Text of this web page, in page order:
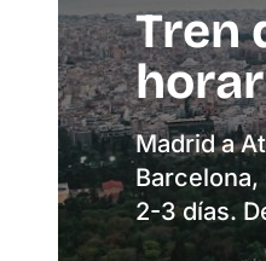
Tren
Madrid a
2-3 días.